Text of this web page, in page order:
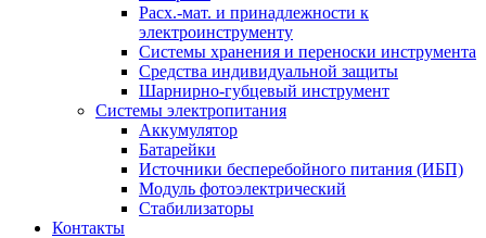
Расх.-мат. и принадлежности к
электроинструменту
Системы хранения и переноски инструмента
Средства индивидуальной защиты
Шарнирно-губцевый инструмент
Системы электропитания
Аккумулятор
Батарейки
Источники бесперебойного питания (ИБП)
Модуль фотоэлектрический
Стабилизаторы
Контакты